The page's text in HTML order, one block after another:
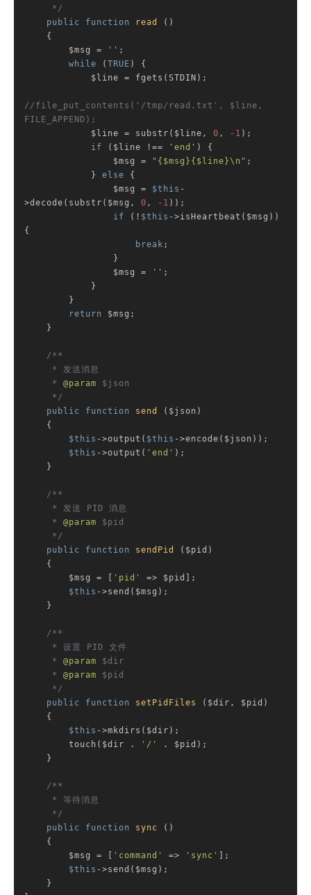
     */
public
function read
()
{
        $msg =
'' ;
while ( TRUE ) {
//file_put_contents('/tmp/read.txt', $line,
FILE_APPEND);
            $line = substr($line,
0 , -1 );
if ($line !== 'end' ) {
                $msg =
"{$msg}{$line}\n" ;
            }
else {
                $msg =
$this -
>decode(substr($msg, 0 , -1 ));
if (! $this ->isHeartbeat($msg))
{
break ;
                $msg =
'' ;
return $msg;
/**
     *
@param $json
     */
public
function send
($json)
{
$this ->output( $this ->encode($json));
$this ->output( 'end' );
/**
     *
@param $pid
     */
public
function sendPid
($pid)
{
        $msg = [
'pid'
=> $pid];
$this ->send($msg);
/**
     *
@param $dir
     *
@param $pid
     */
public
function setPidFiles
($dir, $pid)
{
$this ->mkdirs($dir);
        touch($dir .
'/'
. $pid);
/**
     */
public
function sync
()
{
        $msg = [
'command' => 'sync'
];
$this ->send($msg);